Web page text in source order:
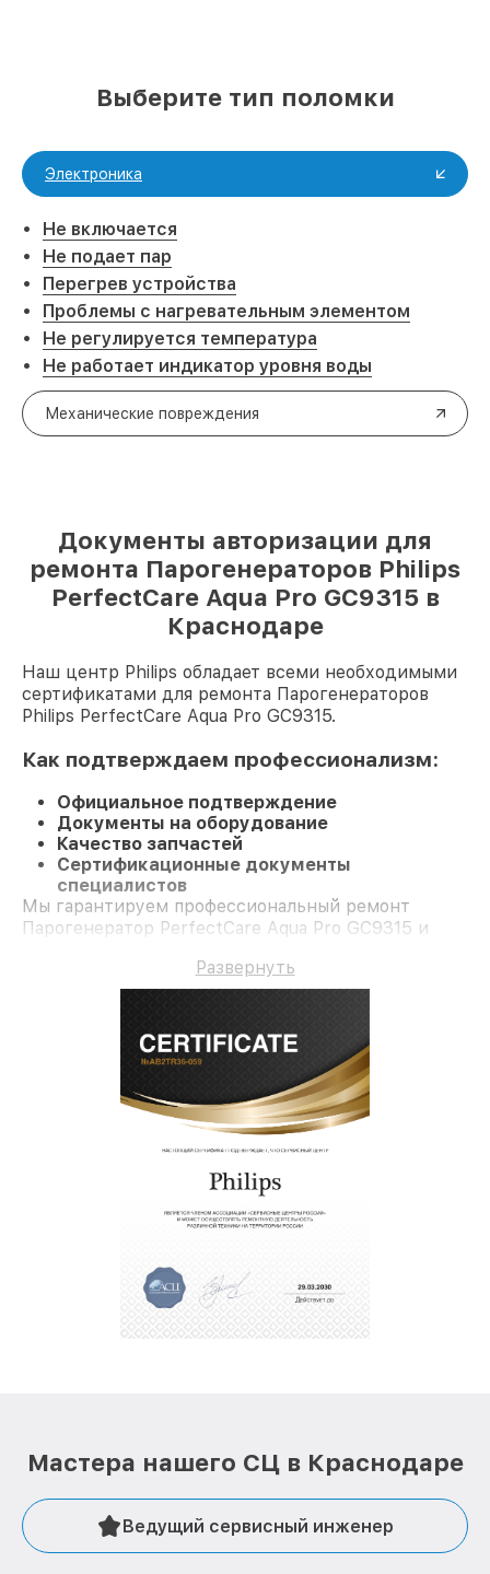
Выберите тип поломки
Электроника
Не включается
Не подает пар
Перегрев устройства
Проблемы с нагревательным элементом
Не регулируется температура
Не работает индикатор уровня воды
Механические повреждения
Документы авторизации для
ремонта Парогенераторов Philips
PerfectCare Aqua Pro GC9315 в
Краснодаре
Наш центр Philips обладает всеми необходимыми
сертификатами для ремонта Парогенераторов
Philips PerfectCare Aqua Pro GC9315.
Как подтверждаем профессионализм:
Официальное подтверждение
Документы на оборудование
Качество запчастей
Сертификационные документы
специалистов
Мы гарантируем профессиональный ремонт
Парогенератор PerfectCare Aqua Pro GC9315 и
Развернуть
Мастера нашего СЦ в Краснодаре
Ведущий сервисный инженер